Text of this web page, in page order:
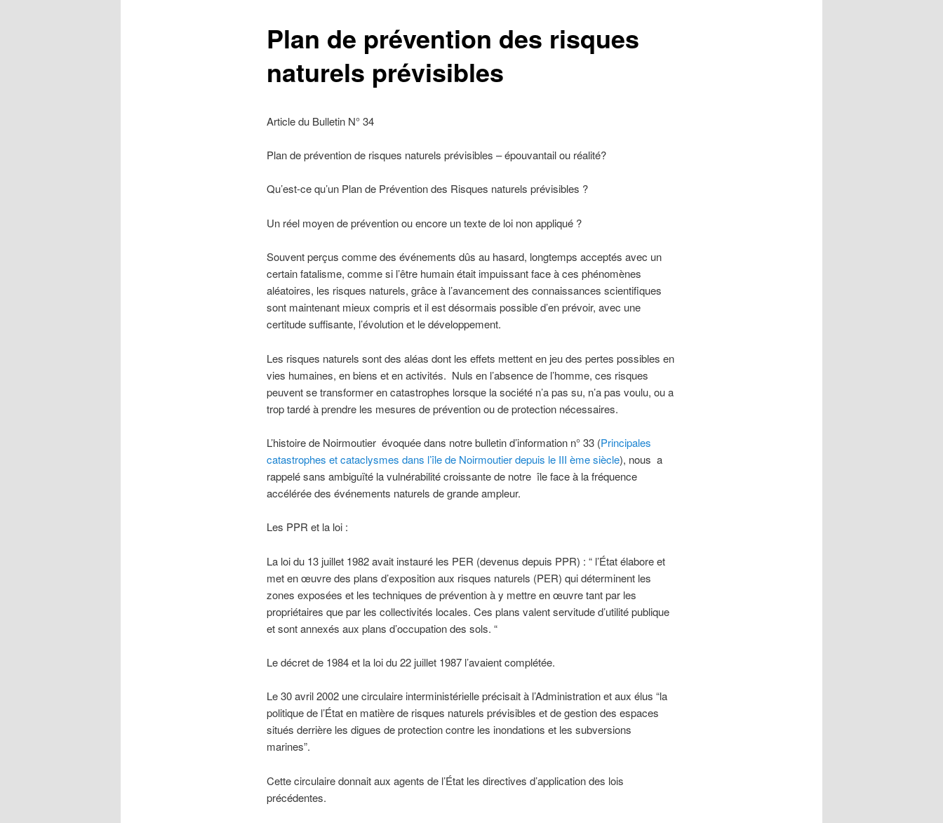
Plan de prévention des risques
naturels prévisibles
Article du Bulletin N° 34
Plan de prévention de risques naturels prévisibles – épouvantail ou réalité?
Qu’est-ce qu’un Plan de Prévention des Risques naturels prévisibles ?
Un réel moyen de prévention ou encore un texte de loi non appliqué ?
Souvent perçus comme des événements dûs au hasard, longtemps acceptés avec un
certain fatalisme, comme si l’être humain était impuissant face à ces phénomènes
aléatoires, les risques naturels, grâce à l’avancement des connaissances scientifiques
sont maintenant mieux compris et il est désormais possible d’en prévoir, avec une
certitude suffisante, l’évolution et le développement.
Les risques naturels sont des aléas dont les effets mettent en jeu des pertes possibles en
vies humaines, en biens et en activités. Nuls en l’absence de l’homme, ces risques
peuvent se transformer en catastrophes lorsque la société n’a pas su, n’a pas voulu, ou a
trop tardé à prendre les mesures de prévention ou de protection nécessaires.
L’histoire de Noirmoutier évoquée dans notre bulletin d’information n° 33 (Principales
catastrophes et cataclysmes dans l’île de Noirmoutier depuis le III ème siècle), nous a
rappelé sans ambiguïté la vulnérabilité croissante de notre île face à la fréquence
accélérée des événements naturels de grande ampleur.
Les PPR et la loi :
La loi du 13 juillet 1982 avait instauré les PER (devenus depuis PPR) : “ l’État élabore et
met en œuvre des plans d’exposition aux risques naturels (PER) qui déterminent les
zones exposées et les techniques de prévention à y mettre en œuvre tant par les
propriétaires que par les collectivités locales. Ces plans valent servitude d’utilité publique
et sont annexés aux plans d’occupation des sols. “
Le décret de 1984 et la loi du 22 juillet 1987 l’avaient complétée.
Le 30 avril 2002 une circulaire interministérielle précisait à l’Administration et aux élus “la
politique de l’État en matière de risques naturels prévisibles et de gestion des espaces
situés derrière les digues de protection contre les inondations et les subversions
marines”.
Cette circulaire donnait aux agents de l’État les directives d’application des lois
précédentes.